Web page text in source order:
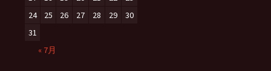
24
25 26 27 28 29
30
31
« 7月